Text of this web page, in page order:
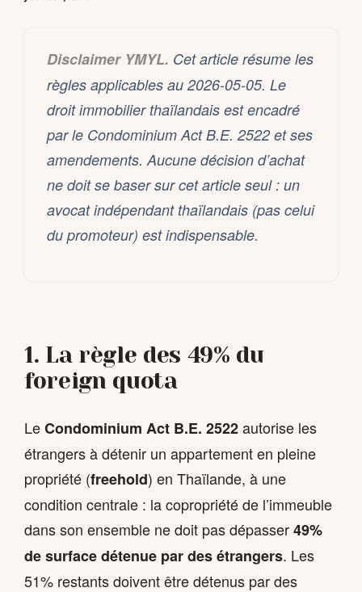
Disclaimer YMYL. Cet article résume les
règles applicables au 2026-05-05. Le
droit immobilier thaïlandais est encadré
par le Condominium Act B.E. 2522 et ses
amendements. Aucune décision d’achat
ne doit se baser sur cet article seul : un
avocat indépendant thaïlandais (pas celui
du promoteur) est indispensable.
1. La règle des 49% du
foreign quota
LeCondominium Act B.E. 2522autorise les
étrangers à détenir un appartement en pleine
propriété (freehold) en Thaïlande, à une
condition centrale : la copropriété de l’immeuble
dans son ensemble ne doit pas dépasser49%
de surface détenue par des étrangers. Les
51% restants doivent être détenus par des